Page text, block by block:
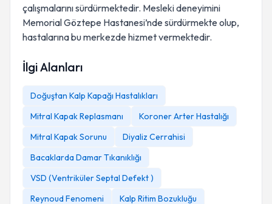
çalışmalarını sürdürmektedir. Mesleki deneyimini
Memorial Göztepe Hastanesi’nde sürdürmekte olup,
hastalarına bu merkezde hizmet vermektedir.
İlgi Alanları
Doğuştan Kalp Kapağı Hastalıkları
Mitral Kapak Replasmanı
Koroner Arter Hastalığı
Mitral Kapak Sorunu
Diyaliz Cerrahisi
Bacaklarda Damar Tıkanıklığı
VSD (Ventriküler Septal Defekt )
Reynoud Fenomeni
Kalp Ritim Bozukluğu